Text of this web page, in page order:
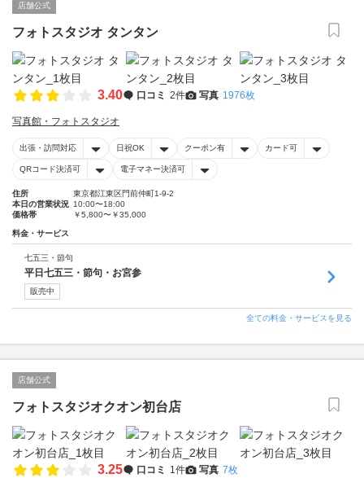
店舗公式
フォトスタジオ タンタン
3.40 口コミ 2件 写真 1976枚
写真館・フォトスタジオ
出張・訪問対応 日祝OK クーポン有 カード可
QRコード決済可 電子マネー決済可
住所
東京都江東区門前仲町1-9-2
本日の営業状況 10:00〜18:00
価格帯
￥5,800〜￥35,000
料金・サービス
七五三・節句
平日七五三・節句・お宮参
販売中
全ての料金・サービスを見る
店舗公式
フォトスタジオクオン初台店
3.25 口コミ 1件 写真 7枚